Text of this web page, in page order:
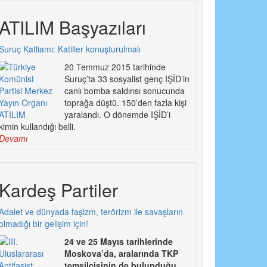
Başyazıları
Katliamı: Katiller konuşturulmalı
20 Temmuz 2015 tarihinde
Suruç’ta 33 sosyalist genç IŞİD’in
canlı bomba saldırısı sonucunda
toprağa düştü. 150’den fazla kişi
yaralandı. O dönemde IŞİD’i
kullandığı belli.
Kardeş Partiler
ve dünyada faşizm, terörizm ile savaşların
bir gelişim için!
24 ve 25 Mayıs tarihlerinde
Moskova’da, aralarında TKP